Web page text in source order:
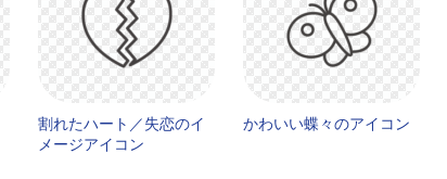
割れたハート／失恋のイ
メージアイコン
かわいい蝶々のアイコン